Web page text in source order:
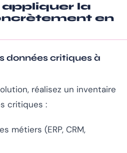
la
en
données critiques à
réalisez un inventaire
critiques :
métiers (ERP, CRM,